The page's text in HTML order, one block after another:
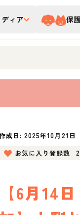
ディア 保
成日:2025年10月21日
お気に入り登録数
【6月14